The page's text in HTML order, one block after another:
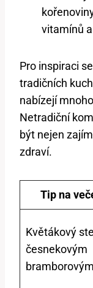
vitamínů
Pro inspiraci
tradičních
nabízejí
Netradiční
být nejen
zdraví.
Tip na
Květákový
česnekovým